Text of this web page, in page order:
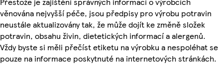
věnována nejvyšší péče, jsou předpisy pro výrobu potravin
neustále aktualizovány tak, že může dojít ke změně složek
potravin, obsahu živin, dietetických informací a alergenů.
Vždy byste si měli přečíst etiketu na výrobku a nespoléhat se
pouze na informace poskytnuté na internetových stránkách.